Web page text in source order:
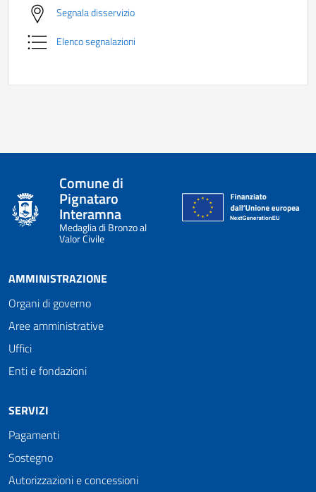
Segnala disservizio
Elenco segnalazioni
Comune di
Pignataro
Interamna
Medaglia di Bronzo al
Valor Civile
AMMINISTRAZIONE
Organi di governo
Aree amministrative
Uffici
Enti e fondazioni
SERVIZI
Pagamenti
Sostegno
Autorizzazioni e concessioni